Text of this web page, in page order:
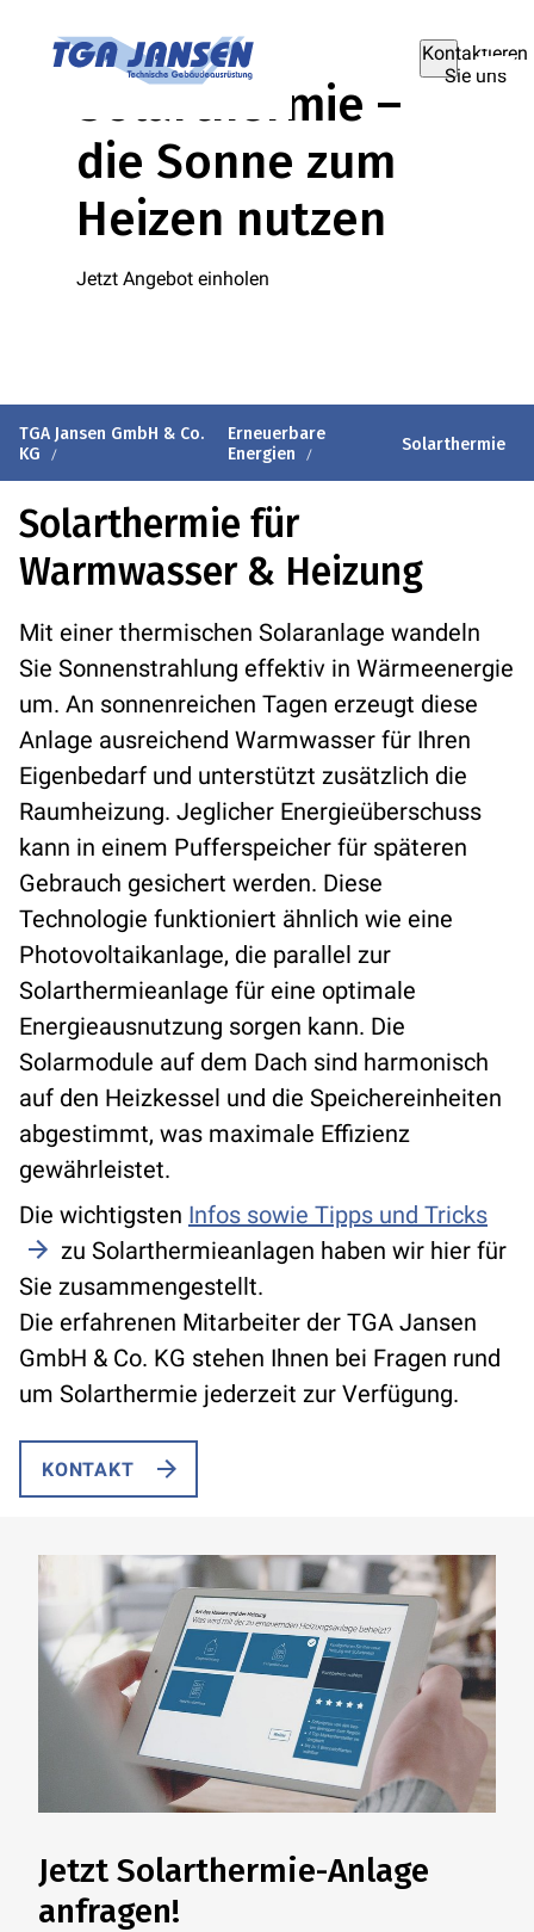
Kontaktieren
Sie uns
Solarthermie –
die Sonne zum
Heizen nutzen
Jetzt Angebot einholen
TGA Jansen GmbH & Co.
KG
Erneuerbare
Energien
Solarthermie
Solarthermie für
Warmwasser & Heizung
Mit einer thermischen Solaranlage wandeln
Sie Sonnenstrahlung effektiv in Wärmeenergie
um. An sonnenreichen Tagen erzeugt diese
Anlage ausreichend Warmwasser für Ihren
Eigenbedarf und unterstützt zusätzlich die
Raumheizung. Jeglicher Energieüberschuss
kann in einem Pufferspeicher für späteren
Gebrauch gesichert werden. Diese
Technologie funktioniert ähnlich wie eine
Photovoltaikanlage, die parallel zur
Solarthermieanlage für eine optimale
Energieausnutzung sorgen kann. Die
Solarmodule auf dem Dach sind harmonisch
auf den Heizkessel und die Speichereinheiten
abgestimmt, was maximale Effizienz
gewährleistet.
Die wichtigsten Infos sowie Tipps und Tricks
zu Solarthermieanlagen haben wir hier für
Sie zusammengestellt.
Die erfahrenen Mitarbeiter der TGA Jansen
GmbH & Co. KG stehen Ihnen bei Fragen rund
um Solarthermie jederzeit zur Verfügung.
KONTAKT
Jetzt Solarthermie-Anlage
anfragen!